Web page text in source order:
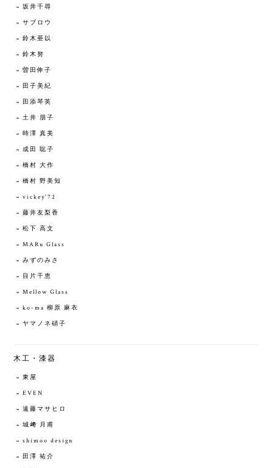
坂井千尋
サブロウ
鈴木亜以
鈴木努
曽田伸子
田子美紀
田添琴英
土井 朋子
時澤 真美
成田 聡子
橋村 大作
橋村 野美知
vickey'72
藤井友梨香
松下 高文
MARu Glass
みずのみさ
目片千恵
Mellow Glass
ko-ma 柳原 麻衣
ヤマノネ硝子
木工・漆器
東屋
EVEN
遠藤マサヒロ
城﨑 月甫
shimoo design
田澤 祐介